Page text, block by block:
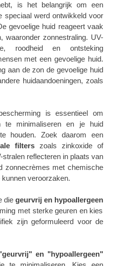
is het belangrijk om een
speciaal werd ontwikkeld voor
gevoelige huid reageert vaak
waaronder zonnestraling. UV-
roodheid en ontsteking
met een gevoelige huid.
aan de zon de gevoelige huid
huidaandoeningen, zoals
is essentieel om
te minimaliseren en je huid
houden. Zoek daarom een
filters zoals zinkoxide of
stralen reflecteren in plaats van
zonnecrèmes met chemische
veroorzaken.
die geurvrij en hypoallergeen
met sterke geuren en kies
zijn geformuleerd voor de
en "hypoallergeen"